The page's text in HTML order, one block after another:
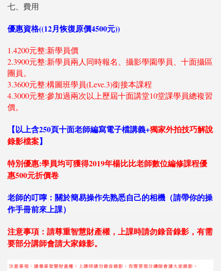
七、費用
優惠資格((12月恢復原價4500元))
1.4200元整:新學員價
2.3900元整:新學員兩人同時報名、攝影學園學員、十面攝區
團員。
3.3600元整:構圖班學員(Leve.3)銜接本課程
4.3000元整:參加過兩次以上歷屆十面講堂10堂課學員總複習
價。
【以上含250頁十面老師編寫電子檔講義+獨家外拍技巧解說
錄影檔案】
特別優惠:學員均可獲得2019年楊比比老師數位編修課程優
惠500元折價卷
老師的叮嚀：關於簡易操作先熟悉自己的相機（請帶你的操
作手冊前來上課）
注意事項：請尊重智慧財產權，上課時請勿錄音錄影，有需
要部分講師會請大家錄影。